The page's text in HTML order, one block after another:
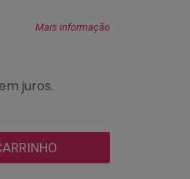
Mais informação